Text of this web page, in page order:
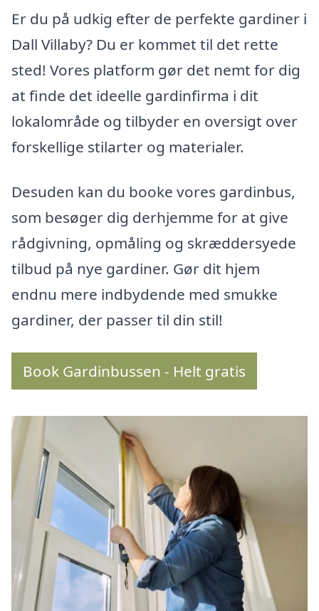
Er du på udkig efter de perfekte gardiner i
Dall Villaby? Du er kommet til det rette
sted! Vores platform gør det nemt for dig
at finde det ideelle gardinfirma i dit
lokalområde og tilbyder en oversigt over
forskellige stilarter og materialer.
Desuden kan du booke vores gardinbus,
som besøger dig derhjemme for at give
rådgivning, opmåling og skræddersyede
tilbud på nye gardiner. Gør dit hjem
endnu mere indbydende med smukke
gardiner, der passer til din stil!
Book Gardinbussen - Helt gratis